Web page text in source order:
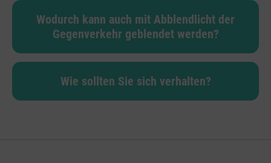
Wodurch kann auch mit Abblendlicht der
Gegenverkehr geblendet werden?
Wie sollten Sie sich verhalten?